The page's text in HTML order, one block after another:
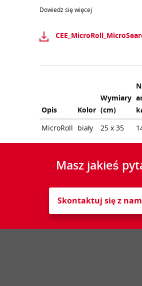
Dowiedz się więcej
Opis Kolor
Wymiary
(cm)
MicroRoll biały 25 x 35
Masz jakieś
Skontaktuj się z